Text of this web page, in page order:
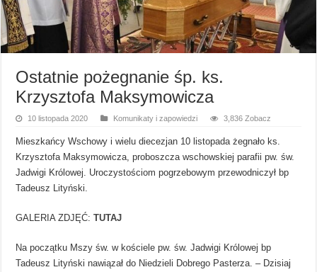
Ostatnie pożegnanie śp. ks.
Krzysztofa Maksymowicza
10 listopada 2020 Komunikaty i zapowiedzi 3,836 Zobacz
Mieszkańcy Wschowy i wielu diecezjan 10 listopada żegnało ks.
Krzysztofa Maksymowicza, proboszcza wschowskiej parafii pw. św.
Jadwigi Królowej. Uroczystościom pogrzebowym przewodniczył bp
Tadeusz Lityński.
GALERIA ZDJĘĆ:TUTAJ
Na początku Mszy św. w kościele pw. św. Jadwigi Królowej bp
Tadeusz Lityński nawiązał do Niedzieli Dobrego Pasterza. – Dzisiaj